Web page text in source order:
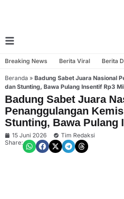
Breaking News Berita Viral Berita
Beranda » Badung Sabet Juara Nasional
dan Stunting, Bawa Pulang Insentif Rp3
Badung Sabet Juara
Penanggulangan
Stunting, Bawa Pulang
15 Juni 2026
Tim Redaksi
Share: